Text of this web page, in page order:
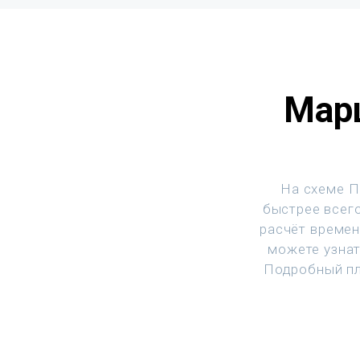
На схеме
быстрее
расчёт
можете
Подробный